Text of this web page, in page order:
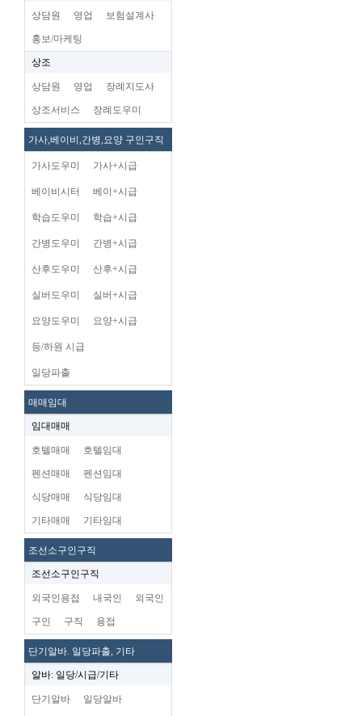
상담원 영업 보험설계사
홍보/마케팅
상조
상담원 영업 장례지도사
상조서비스 장례도우미
가사,베이비,간병,요양 구인구직
가사도우미 가사+시급
베이비시터 베이+시급
학습도우미 학습+시급
간병도우미 간병+시급
산후도우미 산후+시급
실버도우미 실버+시급
요양도우미 요양+시급
등/하원 시급
일당파출
매매임대
임대매매
호텔매매 호텔임대
펜션매매 펜션임대
식당매매 식당임대
기타매매 기타임대
조선소구인구직
조선소구인구직
외국인용접 내국인 외국인
구인 구직 용접
단기알바. 일당파출, 기타
알바: 일당/시급/기타
단기알바 일당알바